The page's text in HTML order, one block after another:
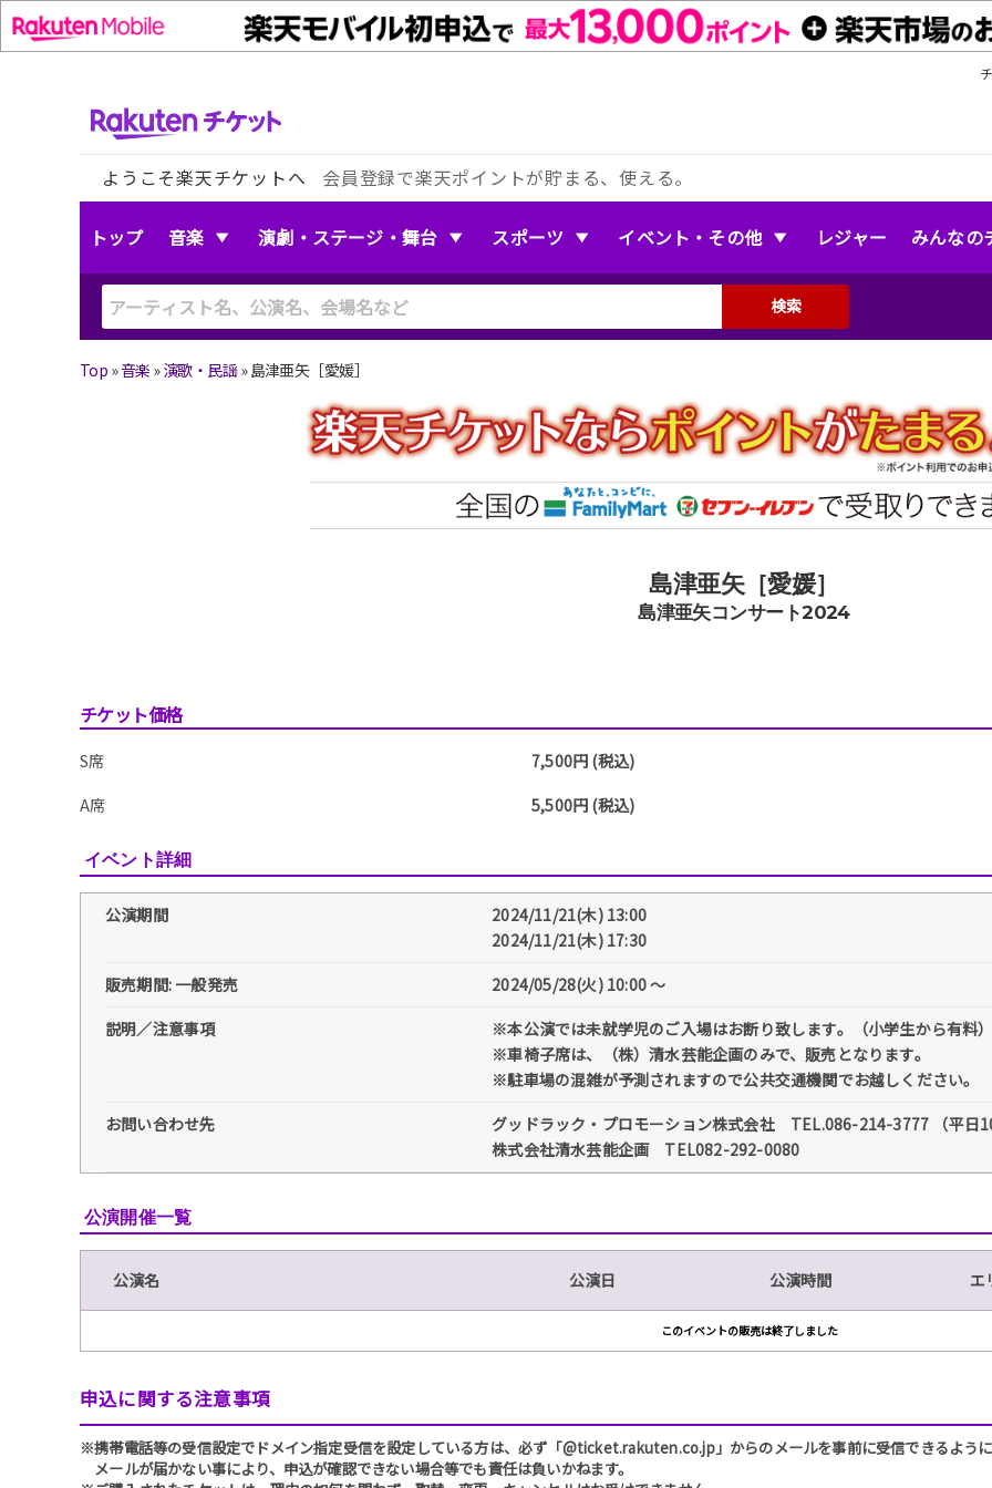
ようこそ楽天チケットへ 会員登録で楽天ポイントが貯まる、使える。
トップ 音楽 演劇・ステージ・舞台 スポーツ イベント・その他 レジャー みんなの
検索
Top »音楽 »演歌・民謡»島津亜矢［愛媛］
島津亜矢［愛媛］
島津亜矢コンサート2024
チケット価格
S席
7,500円 (税込)
A席
5,500円 (税込)
イベント詳細
公演期間
2024/11/21(木) 13:00
2024/11/21(木) 17:30
販売期間: 一般発売
2024/05/28(火) 10:00 〜
説明／注意事項
※本公演では未就学児のご入場はお断り致します。（小学生から有料）
※車椅子席は、（株）清水芸能企画のみで、販売となります。
※駐車場の混雑が予測されますので公共交通機関でお越しください。
お問い合わせ先
グッドラック・プロモーション株式会社 TEL.086-214-3777 （平日
株式会社清水芸能企画 TEL082-292-0080
公演開催一覧
公演名 公演日 公演時間 エ
このイベントの販売は終了しました
申込に関する注意事項
※携帯電話等の受信設定でドメイン指定受信を設定している方は、必ず「@ticket.rakuten.co.jp」からのメールを事前に受信できるように
メールが届かない事により、申込が確認できない場合等でも責任は負いかねます。